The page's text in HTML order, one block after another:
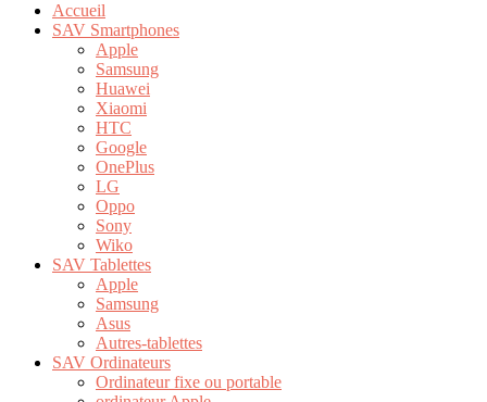
Accueil
SAV Smartphones
Apple
Samsung
Huawei
Xiaomi
HTC
Google
OnePlus
LG
Oppo
Sony
Wiko
SAV Tablettes
Apple
Samsung
Asus
Autres-tablettes
SAV Ordinateurs
Ordinateur fixe ou portable